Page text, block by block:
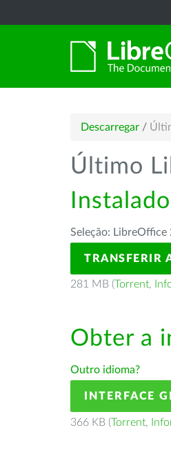
Descarregar /
Último
Seleção:
TRANSFERIR
281 MB (Torrent,
Obter a
Outro idioma?
INTERFACE
366 KB (Torrent,